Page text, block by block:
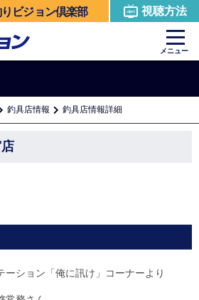
ビジョン倶楽部 視聴方法
メニュー
釣具店情報 釣具店情報詳細
ーション「俺に訊け」コーナーより